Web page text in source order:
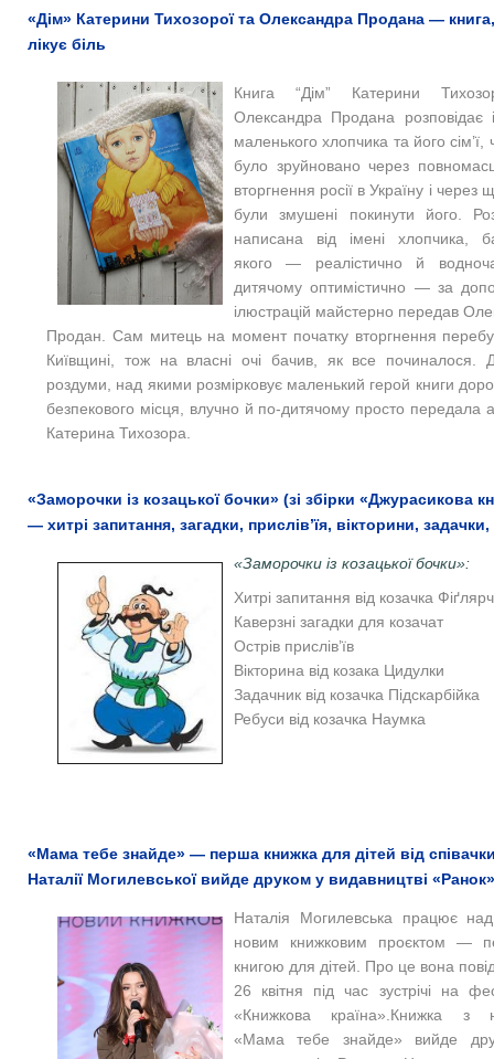
«Дім» Катерини Тихозорої та Олександра Продана —
лікує біль
Книга “Дім” Катерини
Олександра Продана розповідає
маленького хлопчика та його сім’ї,
було зруйновано через
вторгнення росії в Україну і через
були змушені покинути його.
написана від імені хлопчика,
якого — реалістично й
дитячому оптимістично — за
ілюстрацій майстерно передав
Продан. Сам митець на момент початку вторгнення
Київщині, тож на власні очі бачив, як все починалося.
роздуми, над якими розмірковує маленький герой книги
безпекового місця, влучно й по-дитячому просто передала
Катерина Тихозора.
«Заморочки із козацької бочки» (зі збірки «Джурасикова
— хитрі запитання, загадки, прислів’їя, вікторини,
«Заморочки із козацької бочки»:
Хитрі запитання від козачка
Каверзні загадки для козачат
Острів прислів’їв
Вікторина від козака Цидулки
Задачник від козачка Підскарбійка
Ребуси від козачка Наумка
«Мама тебе знайде» — перша книжка для дітей від
Наталії Могилевської вийде друком у видавництві «Ранок»
Наталія Могилевська працює
новим книжковим проєктом —
книгою для дітей. Про це вона
26 квітня під час зустрічі на
«Книжкова країна».Книжка з
«Мама тебе знайде» вийде